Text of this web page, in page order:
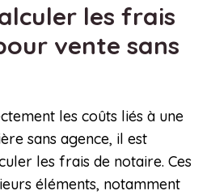
les frais
vente sans
les coûts liés à une
sans agence, il est
les frais de notaire. Ces
éléments, notamment